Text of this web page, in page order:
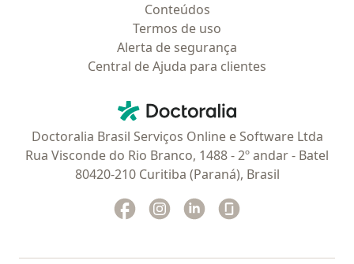
Conteúdos
Termos de uso
Alerta de segurança
Central de Ajuda para clientes
Doctoralia - Homepage
Doctoralia Brasil Serviços Online e Software Ltda
Rua Visconde do Rio Branco, 1488 - 2º andar - Batel
80420-210 Curitiba (Paraná), Brasil
Facebook
abre num novo separador
Instagram
abre num novo separador
Linkedin
abre num novo